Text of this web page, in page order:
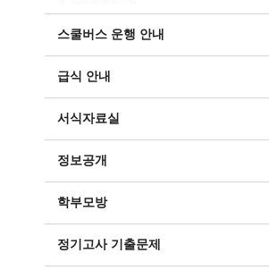
스쿨버스 운행 안내
급식 안내
서식자료실
정보공개
학부모방
정기고사 기출문제